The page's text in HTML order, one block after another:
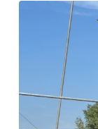
werktijden
Meld